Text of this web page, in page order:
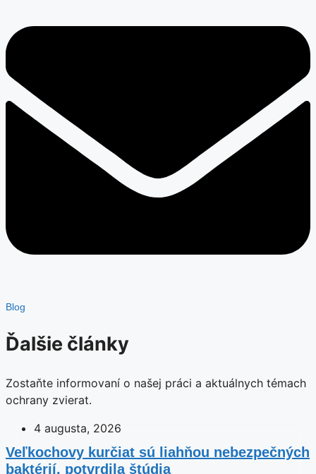
Blog
Ďalšie články
Zostaňte informovaní o našej práci a aktuálnych témach
ochrany zvierat.
4 augusta, 2026
Veľkochovy kurčiat sú liahňou nebezpečných
baktérií, potvrdila štúdia